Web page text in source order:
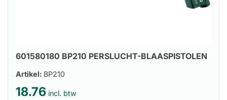
601580180 BP210 PERSLUCHT-BLAASPISTOLEN
Artikel: BP210
18.76 incl. btw